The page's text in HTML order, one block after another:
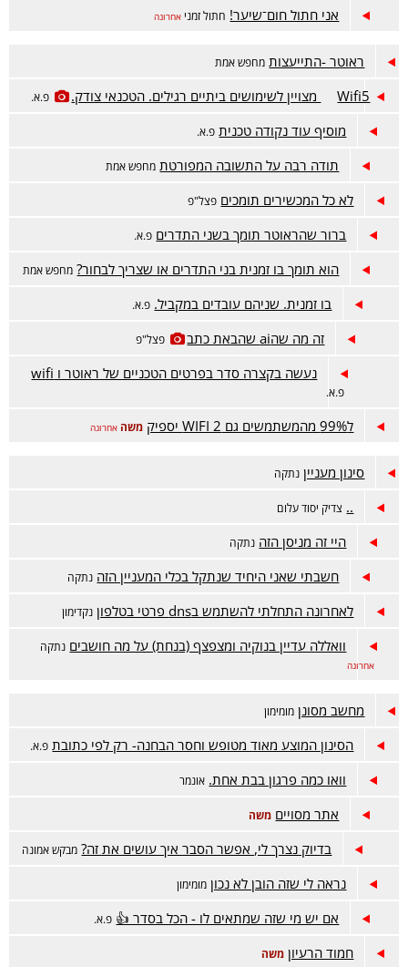
אני חתול חום־שיער! חתול זמני אחרונה
ראוטר -התייעצות מחפש אמת
Wifi5 מצויין לשימושים ביתיים רגילים. הטכנאי צודק. פ.א.
מוסיף עוד נקודה טכנית פ.א.
תודה רבה על התשובה המפורטת מחפש אמת
לא כל המכשירים תומכים פצל"פ
ברור שהראוטר תומך בשני התדרים פ.א.
הוא תומך בו זמנית בני התדרים או שצריך לבחור? מחפש אמת
בו זמנית. שניהם עובדים במקביל. פ.א.
זה מה שהai שהבאת כתב פצל"פ
נעשה בקצרה סדר בפרטים הטכניים של ראוטר ו wifi
פ.א.
ל99% מהמשתמשים גם WIFI 2 יספיק משה אחרונה
סינון מעניין נתקה
.. צדיק יסוד עלום
היי זה מניסן הזה נתקה
חשבתי שאני היחיד שנתקל בכלי המעניין הזה נתקה
לאחרונה התחלתי להשתמש בdns פרטי בטלפון נקדימון
וואללה עדיין בנוקיה ומצפצף (בנחת) על מה חושבים נתקה
אחרונה
מחשב מסונן מומימון
הסינון המוצע מאוד מטופש וחסר הבחנה- רק לפי כתובת פ.א.
וואו כמה פרגון בבת אחת. אונמר
אתר מסויים משה
בדיוק נצרך לי, אפשר הסבר איך עושים את זה? מבקש אמונה
נראה לי שזה הובן לא נכון מומימון
אם יש מי שזה שמתאים לו - הכל בסדר 👍 פ.א.
חמוד הרעיון משה